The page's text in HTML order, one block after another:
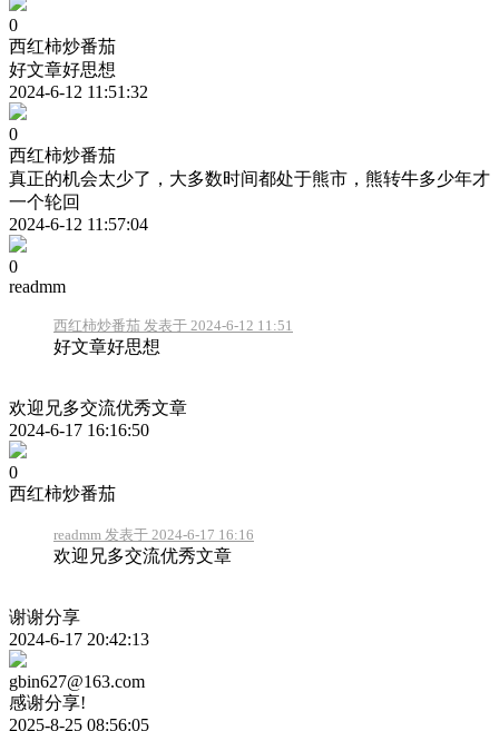
0
西红柿炒番茄
好文章好思想
2024-6-12 11:51:32
0
西红柿炒番茄
真正的机会太少了，大多数时间都处于熊市，熊转牛多少年才
一个轮回
2024-6-12 11:57:04
0
readmm
西红柿炒番茄 发表于 2024-6-12 11:51
好文章好思想
欢迎兄多交流优秀文章
2024-6-17 16:16:50
0
西红柿炒番茄
readmm 发表于 2024-6-17 16:16
欢迎兄多交流优秀文章
谢谢分享
2024-6-17 20:42:13
gbin627@163.com
感谢分享!
2025-8-25 08:56:05